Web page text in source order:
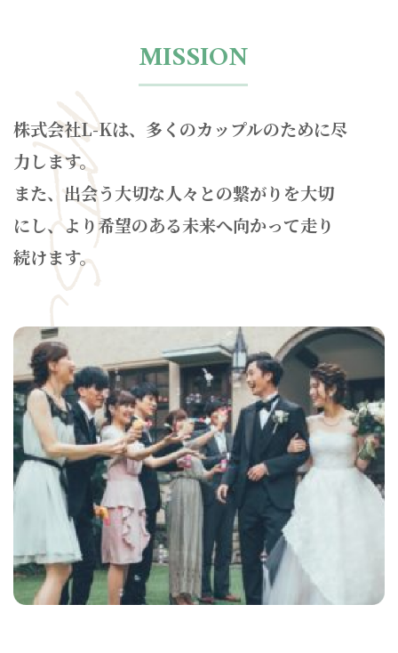
MISSION
MISSION
株式会社L-Kは、多くのカップルのために尽
力します。
また、出会う大切な人々との繋がりを大切
にし、より希望のある未来へ向かって走り
続けます。